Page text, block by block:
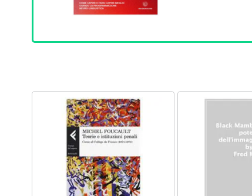
Videogiochi
Brico e Giardinaggio
Salute e igiene
Beauty
Giocattoli